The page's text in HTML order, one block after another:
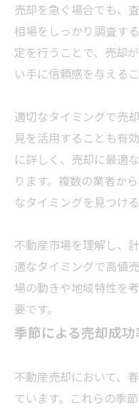
売却を急ぐ場合でも、
相場をしっかり調査す
定を行うことで、売却
い手に信頼感を与える
適切なタイミングで売
見を活用することも有
に詳しく、売却に最適
ります。複数の業者か
なタイミングを見つけ
不動産市場を理解し、
適なタイミングで高値
場の動きや地域特性を
要です。
季節による売却成
不動産売却において、
ています。これらの季